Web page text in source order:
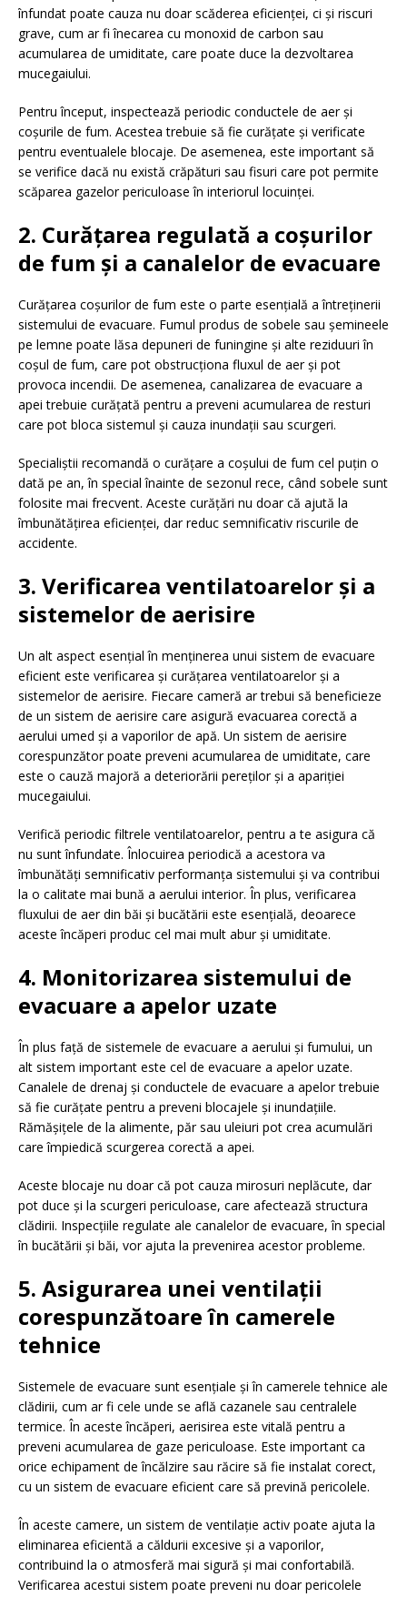
înfundat poate cauza nu doar scăderea eficienței, ci și riscuri
grave, cum ar fi înecarea cu monoxid de carbon sau
acumularea de umiditate, care poate duce la dezvoltarea
mucegaiului.
Pentru început, inspectează periodic conductele de aer și
coșurile de fum. Acestea trebuie să fie curățate și verificate
pentru eventualele blocaje. De asemenea, este important să
se verifice dacă nu există crăpături sau fisuri care pot permite
scăparea gazelor periculoase în interiorul locuinței.
2. Curățarea regulată a coșurilor
de fum și a canalelor de evacuare
Curățarea coșurilor de fum este o parte esențială a întreținerii
sistemului de evacuare. Fumul produs de sobele sau șemineele
pe lemne poate lăsa depuneri de funingine și alte reziduuri în
coșul de fum, care pot obstrucționa fluxul de aer și pot
provoca incendii. De asemenea, canalizarea de evacuare a
apei trebuie curățată pentru a preveni acumularea de resturi
care pot bloca sistemul și cauza inundații sau scurgeri.
Specialiștii recomandă o curățare a coșului de fum cel puțin o
dată pe an, în special înainte de sezonul rece, când sobele sunt
folosite mai frecvent. Aceste curățări nu doar că ajută la
îmbunătățirea eficienței, dar reduc semnificativ riscurile de
accidente.
3. Verificarea ventilatoarelor și a
sistemelor de aerisire
Un alt aspect esențial în menținerea unui sistem de evacuare
eficient este verificarea și curățarea ventilatoarelor și a
sistemelor de aerisire. Fiecare cameră ar trebui să beneficieze
de un sistem de aerisire care asigură evacuarea corectă a
aerului umed și a vaporilor de apă. Un sistem de aerisire
corespunzător poate preveni acumularea de umiditate, care
este o cauză majoră a deteriorării pereților și a apariției
mucegaiului.
Verifică periodic filtrele ventilatoarelor, pentru a te asigura că
nu sunt înfundate. Înlocuirea periodică a acestora va
îmbunătăți semnificativ performanța sistemului și va contribui
la o calitate mai bună a aerului interior. În plus, verificarea
fluxului de aer din băi și bucătării este esențială, deoarece
aceste încăperi produc cel mai mult abur și umiditate.
4. Monitorizarea sistemului de
evacuare a apelor uzate
În plus față de sistemele de evacuare a aerului și fumului, un
alt sistem important este cel de evacuare a apelor uzate.
Canalele de drenaj și conductele de evacuare a apelor trebuie
să fie curățate pentru a preveni blocajele și inundațiile.
Rămășițele de la alimente, păr sau uleiuri pot crea acumulări
care împiedică scurgerea corectă a apei.
Aceste blocaje nu doar că pot cauza mirosuri neplăcute, dar
pot duce și la scurgeri periculoase, care afectează structura
clădirii. Inspecțiile regulate ale canalelor de evacuare, în special
în bucătării și băi, vor ajuta la prevenirea acestor probleme.
5. Asigurarea unei ventilații
corespunzătoare în camerele
tehnice
Sistemele de evacuare sunt esențiale și în camerele tehnice ale
clădirii, cum ar fi cele unde se află cazanele sau centralele
termice. În aceste încăperi, aerisirea este vitală pentru a
preveni acumularea de gaze periculoase. Este important ca
orice echipament de încălzire sau răcire să fie instalat corect,
cu un sistem de evacuare eficient care să prevină pericolele.
În aceste camere, un sistem de ventilație activ poate ajuta la
eliminarea eficientă a căldurii excesive și a vaporilor,
contribuind la o atmosferă mai sigură și mai confortabilă.
Verificarea acestui sistem poate preveni nu doar pericolele